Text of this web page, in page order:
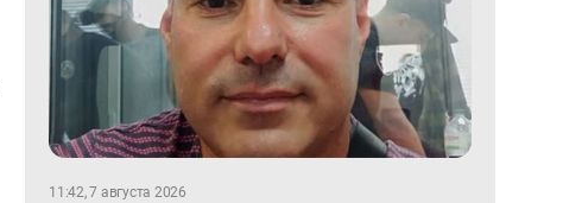
11:42, 7 августа 2026